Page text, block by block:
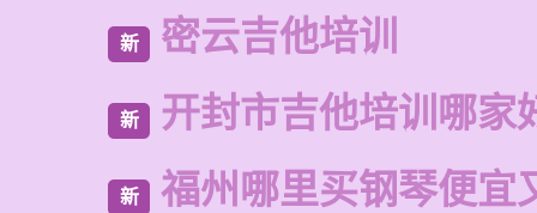
新 密云吉他培训
新 开封市吉他培训哪家
新 福州哪里买钢琴便宜